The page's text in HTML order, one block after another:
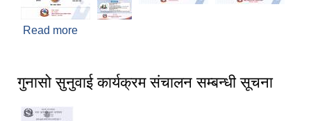
Read more
गुनासो सुनुवाई कार्यक्रम संचालन सम्बन्धी सूचना